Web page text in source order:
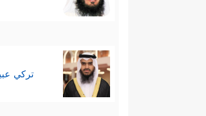
تركي